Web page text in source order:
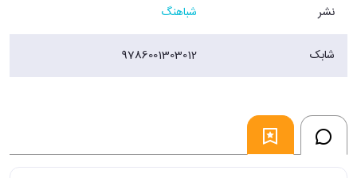
نشر شباهنگ
شابک 9786001303012